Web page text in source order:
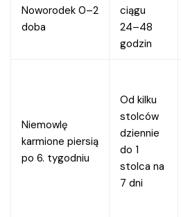
Noworodek 0–2
doba
ciągu
24–48
godzin
Niemowlę
karmione piersią
po 6. tygodniu
Od kilku
stolców
dziennie
do 1
stolca na
7 dni